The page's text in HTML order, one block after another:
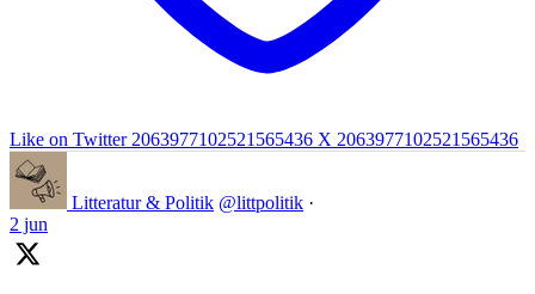
Like on Twitter 2063977102521565436 X 2063977102521565436
Litteratur & Politik @littpolitik ·
2 jun